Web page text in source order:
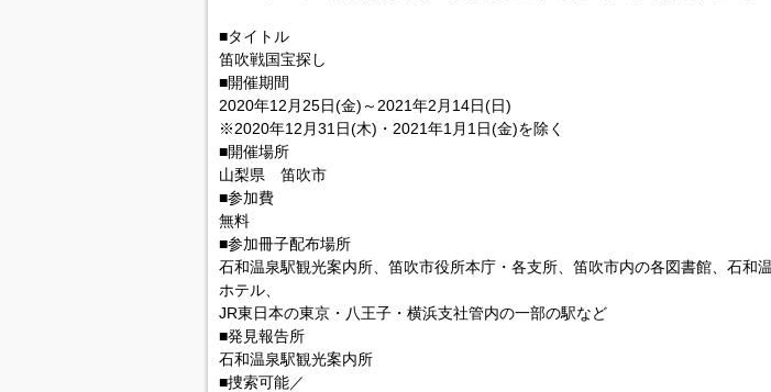
■タイトル
笛吹戦国宝探し
■開催期間
2020年12月25日(金)～2021年2月14日(日)
※2020年12月31日(木)・2021年1月1日(金)を除く
■開催場所
山梨県 笛吹市
■参加費
無料
■参加冊子配布場所
石和温泉駅観光案内所、笛吹市役所本庁・各支所、笛吹市内の各図書館、石和
ホテル、
JR東日本の東京・八王子・横浜支社管内の一部の駅など
■発見報告所
石和温泉駅観光案内所
■捜索可能／